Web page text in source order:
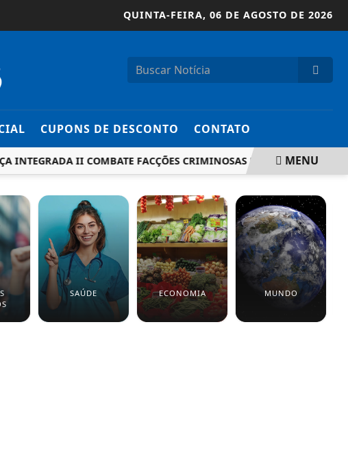
QUINTA-FEIRA, 06 DE AGOSTO DE 2026
CUPONS DE DESCONTO CONTATO
II COMBATE FACÇÕES CRIMINOSAS EM 16 ESTADOS
MENU
SAÚDE ECONOMIA MUNDO